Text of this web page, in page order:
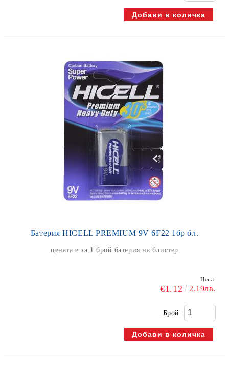
Батерия HICELL PREMIUM 9V 6F22 1бр бл.
цената е за 1 брой батерия на блистер
Цена:
€1.12 2.19лв.
Брой: